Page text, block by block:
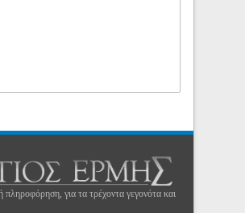
πληροφόρηση, για τα τρέχοντα γεγονότα και